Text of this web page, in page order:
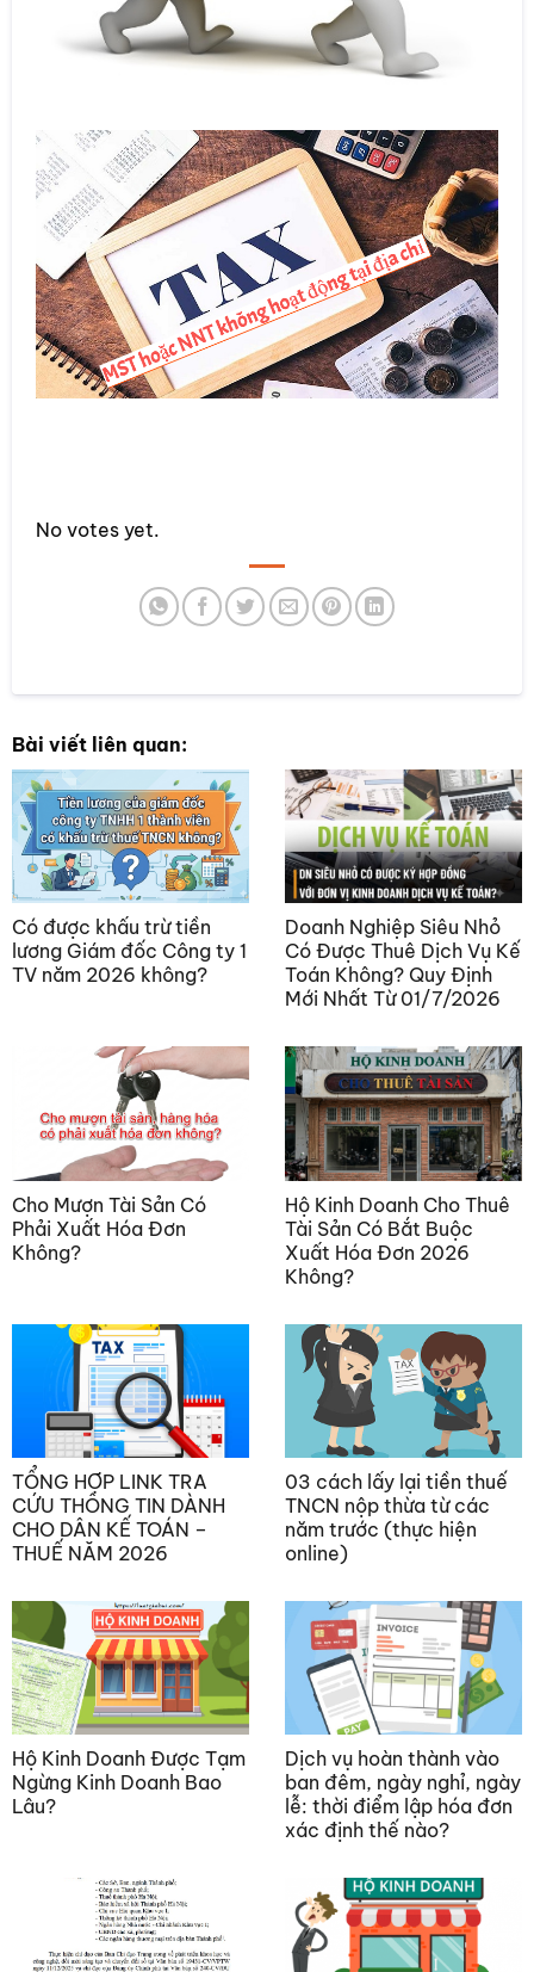
SUBMIT RATING
No votes yet.
Bài viết liên quan:
Có được khấu trừ tiền
lương Giám đốc Công ty 1
TV năm 2026 không?
Doanh Nghiệp Siêu Nhỏ
Có Được Thuê Dịch Vụ Kế
Toán Không? Quy Định
Mới Nhất Từ 01/7/2026
Cho Mượn Tài Sản Có
Phải Xuất Hóa Đơn
Không?
Hộ Kinh Doanh Cho Thuê
Tài Sản Có Bắt Buộc
Xuất Hóa Đơn 2026
Không?
TỔNG HỢP LINK TRA
CỨU THÔNG TIN DÀNH
CHO DÂN KẾ TOÁN –
THUẾ NĂM 2026
03 cách lấy lại tiền thuế
TNCN nộp thừa từ các
năm trước (thực hiện
online)
Hộ Kinh Doanh Được Tạm
Ngừng Kinh Doanh Bao
Lâu?
Dịch vụ hoàn thành vào
ban đêm, ngày nghỉ, ngày
lễ: thời điểm lập hóa đơn
xác định thế nào?